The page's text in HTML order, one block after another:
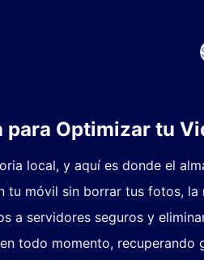
Optimizar tu
local, y aquí es donde el
tu móvil sin borrar tus fotos, la
a servidores seguros y
todo momento, recuperando